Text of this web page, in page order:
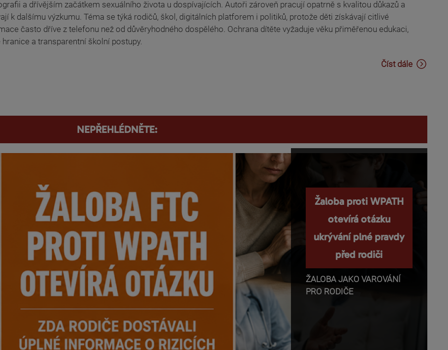
a dřívějším začátkem sexuálního života u dospívajících. Autoři zároveň pracují opatrně s kvalitou důkazů a
k dalšímu výzkumu. Téma se týká rodičů, škol, digitálních platforem i politiků, protože děti získávají citlivé
často dříve z telefonu než od důvěryhodného dospělého. Ochrana dítěte vyžaduje věku přiměřenou edukaci,
hranice a transparentní školní postupy.
Číst dále
NEPŘEHLÉDNĚTE:
Žaloba proti WPATH
otevírá otázku
ukrývání plné pravdy
před rodiči
ŽALOBA JAKO VAROVÁNÍ
PRO RODIČE
Nemanipulujte s
dětmi a nepopírejte
biologii!
Příběhy o těhotenství,
transgender identitě,
otevřeném vztahu a
školních diskusí a rozhovorů
mezi dětmi